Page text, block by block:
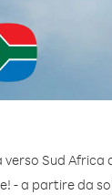
Sud Africa
- a partire da